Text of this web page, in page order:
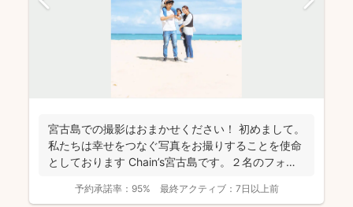
宮古島での撮影はおまかせください！ 初めまして。
私たちは幸せをつなぐ写真をお撮りすることを使命
としております Chain’s宮古島です。２名のフォト
予約承諾率： 95% 最終アクティブ： 7日以上前